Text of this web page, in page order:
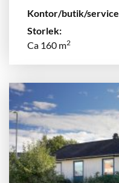
Kontor/butik/service
Storlek:
Ca 160 m2